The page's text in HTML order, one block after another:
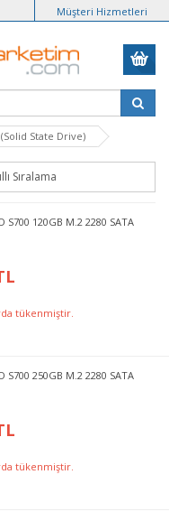
Müşteri Hizmetleri
(Solid State Drive)
S700 120GB M.2 2280 SATA
tükenmiştir.
S700 250GB M.2 2280 SATA
tükenmiştir.